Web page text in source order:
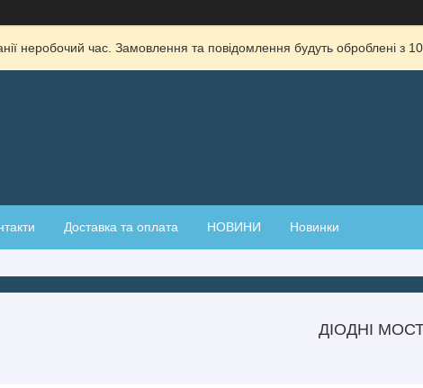
неробочий час. Замовлення та повідомлення будуть оброблені з
Доставка та оплата НОВИНИ Новинки
ДІОДНІ